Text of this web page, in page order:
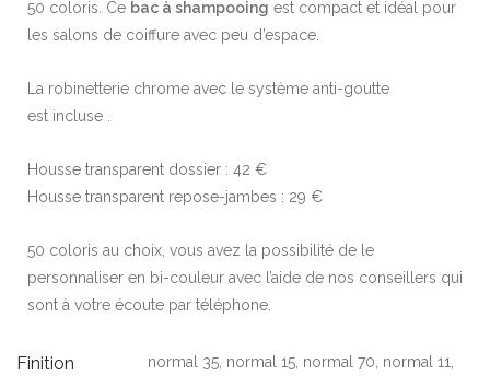
50 coloris. Ce bac à shampooing est compact et idéal pour
les salons de coiffure avec peu d’espace.
La robinetterie chrome avec le système anti-goutte
est incluse .
Housse transparent dossier : 42 €
Housse transparent repose-jambes : 29 €
50 coloris au choix, vous avez la possibilité de le
personnaliser en bi-couleur avec l’aide de nos conseillers qui
sont à votre écoute par téléphone.
Finition
normal 35, normal 15, normal 70, normal 11,